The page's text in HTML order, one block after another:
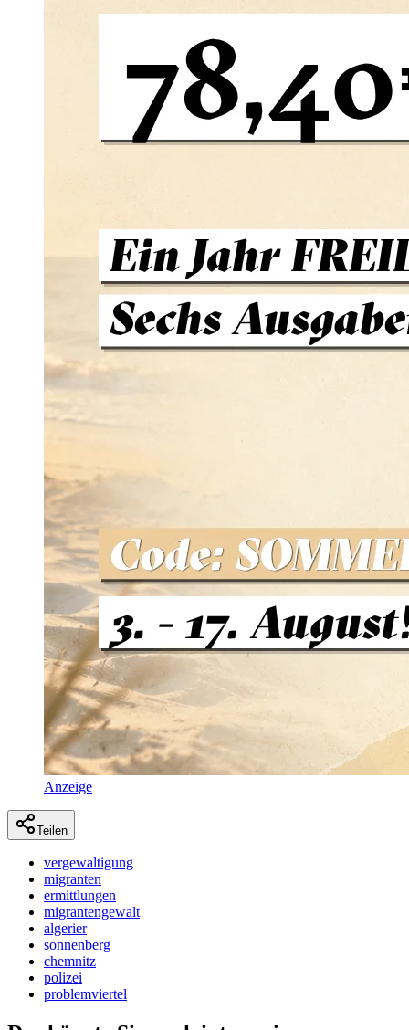
Anzeige
Teilen
vergewaltigung
migranten
ermittlungen
migrantengewalt
algerier
sonnenberg
chemnitz
polizei
problemviertel